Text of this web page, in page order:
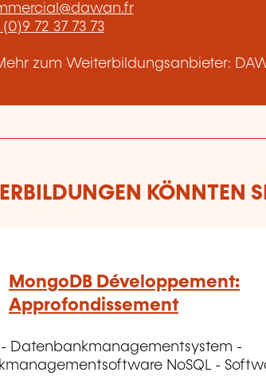
(0)9 72 37 73 73
zum Weiterbildungsanbieter:
KÖNNTEN
MongoDB Développement:
Approfondissement
- Datenbankmanagementsystem -
NoSQL -